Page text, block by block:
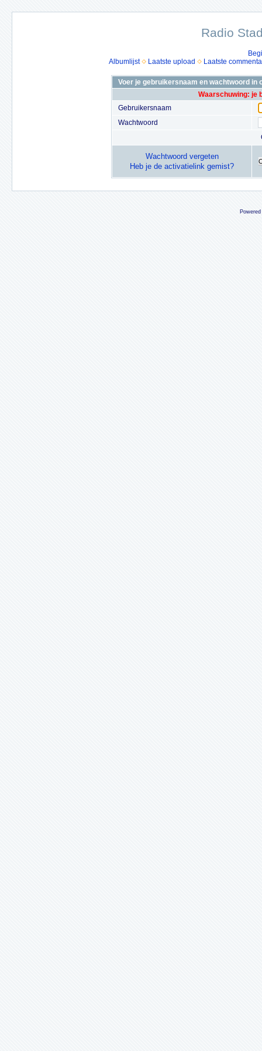
Radio
Albumlijst
Laatste upload Laatste
Voer je gebruikersnaam en wachtwoord in
Waarschuwing: je
Gebruikersnaam
Wachtwoord
Wachtwoord vergeten
Heb je de activatielink gemist?